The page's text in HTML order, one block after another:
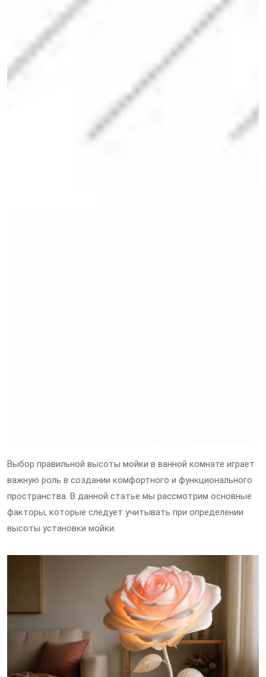
Выбор правильной высоты мойки в ванной комнате играет
важную роль в создании комфортного и функционального
пространства. В данной статье мы рассмотрим основные
факторы, которые следует учитывать при определении
высоты установки мойки.